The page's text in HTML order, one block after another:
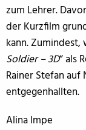
zum Lehrer.
der Kurzfilm
kann. Zumindest,
Soldier – 3D“ als
Rainer Stefan
entgegenhallten.
Alina Impe